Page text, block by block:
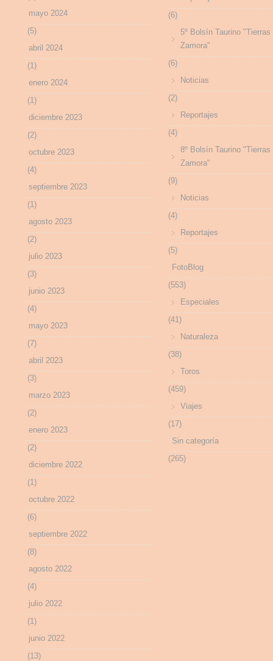
mayo 2024
(5)
abril 2024
(1)
enero 2024
(1)
diciembre 2023
(2)
octubre 2023
(4)
septiembre 2023
(1)
agosto 2023
(2)
julio 2023
(3)
junio 2023
(4)
mayo 2023
(7)
abril 2023
(3)
marzo 2023
(2)
enero 2023
(2)
diciembre 2022
(1)
octubre 2022
(6)
septiembre 2022
(8)
agosto 2022
(4)
julio 2022
(1)
junio 2022
(13)
(6)
5º Bolsín Taurino "Tierras
Zamora"
(6)
Noticias
(2)
Reportajes
(4)
8º Bolsín Taurino "Tierras
Zamora"
(9)
Noticias
(4)
Reportajes
(5)
FotoBlog
(553)
Especiales
(41)
Naturaleza
(38)
Toros
(459)
Viajes
(17)
Sin categoría
(265)